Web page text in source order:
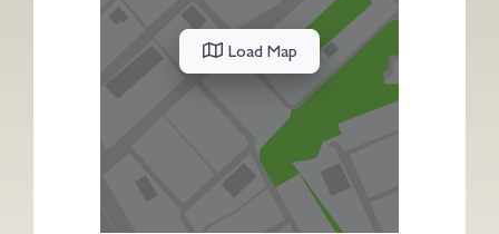
Load Map